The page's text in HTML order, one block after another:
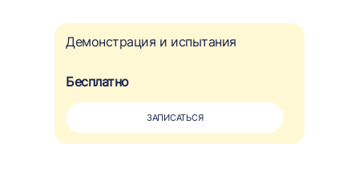
Демонстрация и испытания
Бесплатно
ЗАПИСАТЬСЯ